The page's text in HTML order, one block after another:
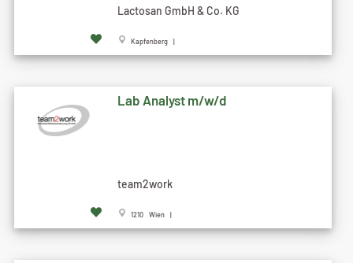
Lactosan GmbH & Co. KG
Kapfenberg |
Lab Analyst m/w/d
team2work
1210 Wien |